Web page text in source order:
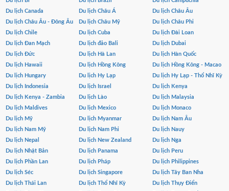
Du lịch Canada
Du lịch Châu Á
Du lịch Châu Âu
Du lịch Châu Âu - Đông Âu
Du lịch Châu Mỹ
Du lịch Châu Phi
Du lịch Chile
Du lịch Cuba
Du lịch Đài Loan
Du lịch Đan Mạch
Du lịch đảo Bali
Du lịch Dubai
Du lịch Đức
Du lịch Hà Lan
Du lịch Hàn Quốc
Du lịch Hawaii
Du lịch Hồng Kông
Du lịch Hồng Kông - Macao
Du lịch Hungary
Du lịch Hy Lạp
Du lịch Hy Lạp - Thổ Nhĩ Kỳ
Du lịch Indonesia
Du lịch Israel
Du lịch Kenya
Du lịch Kenya - Zambia
Du lịch Lào
Du lịch Malaysia
Du lịch Maldives
Du lịch Mexico
Du lịch Monaco
Du lịch Mỹ
Du lịch Myanmar
Du lịch Nam Âu
Du lịch Nam Mỹ
Du lịch Nam Phi
Du lịch Nauy
Du lịch Nepal
Du lịch New Zealand
Du lịch Nga
Du lịch Nhật Bản
Du lịch Panama
Du lịch Peru
Du lịch Phần Lan
Du lịch Pháp
Du lịch Philippines
Du lịch Séc
Du lịch Singapore
Du lịch Tây Ban Nha
Du lịch Thái Lan
Du lịch Thổ Nhĩ Kỳ
Du lịch Thụy Điển